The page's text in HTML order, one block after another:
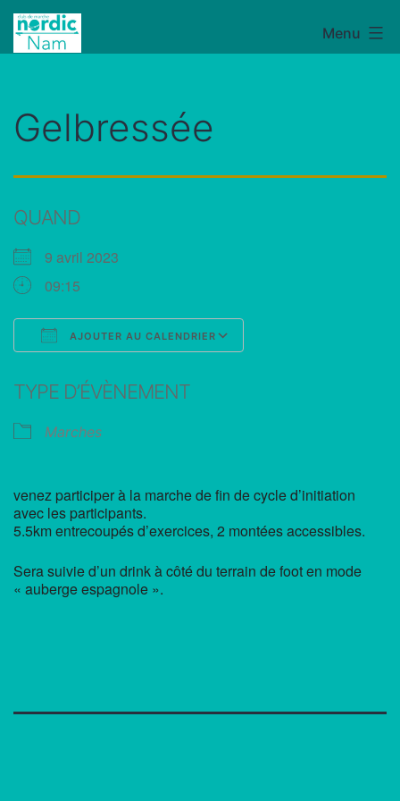
Aller
NordicNam Menu
Gelbressée
QUAND
9 avril 2023
09:15
AJOUTER AU CALENDRIER
TYPE D’ÉVÈNEMENT
Marches
venez participer à la marche de fin de cycle d’initiation
avec les participants.
5.5km entrecoupés d’exercices, 2 montées accessibles.
Sera suivie d’un drink à côté du terrain de foot en mode
« auberge espagnole ».